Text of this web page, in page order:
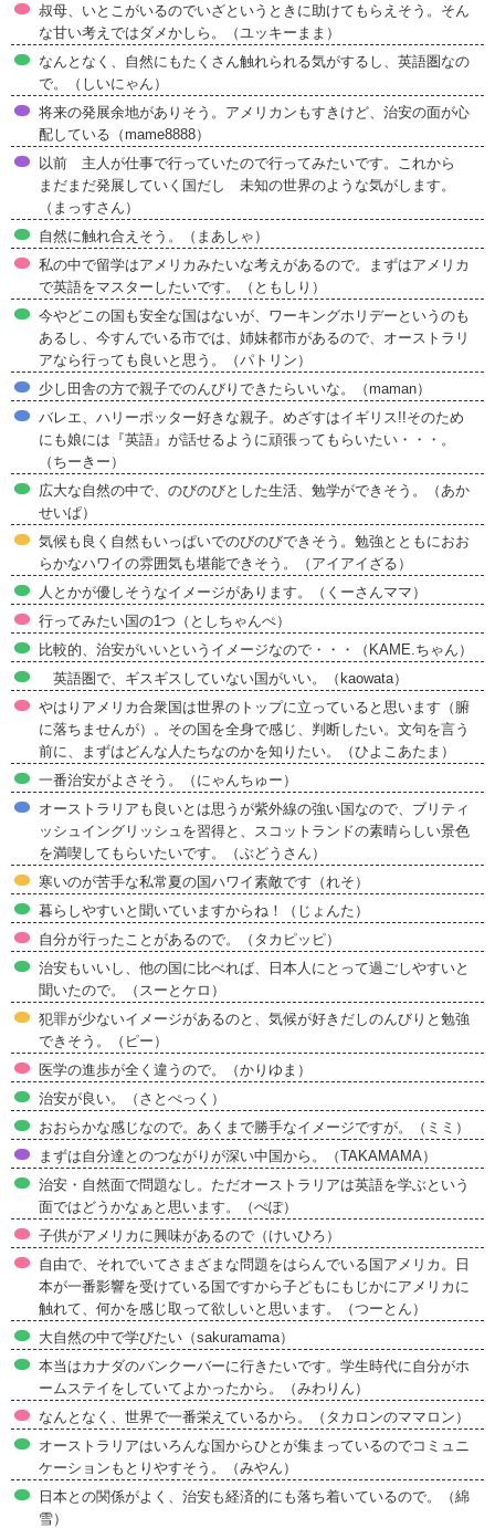
叔母、いとこがいるのでいざというときに助けてもらえそう。そん
な甘い考えではダメかしら。（ユッキーまま）
なんとなく、自然にもたくさん触れられる気がするし、英語圏なの
で。（しいにゃん）
将来の発展余地がありそう。アメリカンもすきけど、治安の面が心
配している（mame8888）
以前 主人が仕事で行っていたので行ってみたいです。これから
まだまだ発展していく国だし 未知の世界のような気がします。
（まっすさん）
自然に触れ合えそう。（まあしゃ）
私の中で留学はアメリカみたいな考えがあるので。まずはアメリカ
で英語をマスターしたいです。（ともしり）
今やどこの国も安全な国はないが、ワーキングホリデーというのも
あるし、今すんでいる市では、姉妹都市があるので、オーストラリ
アなら行っても良いと思う。（パトリン）
少し田舎の方で親子でのんびりできたらいいな。（maman）
バレエ、ハリーポッター好きな親子。めざすはイギリス!!そのため
にも娘には『英語』が話せるように頑張ってもらいたい・・・。
（ちーきー）
広大な自然の中で、のびのびとした生活、勉学ができそう。（あか
せいぱ）
気候も良く自然もいっぱいでのびのびできそう。勉強とともにおお
らかなハワイの雰囲気も堪能できそう。（アイアイざる）
人とかが優しそうなイメージがあります。（くーさんママ）
行ってみたい国の1つ（としちゃんぺ）
比較的、治安がいいというイメージなので・・・（KAME.ちゃん）
英語圏で、ギスギスしていない国がいい。（kaowata）
やはりアメリカ合衆国は世界のトップに立っていると思います（腑
に落ちませんが）。その国を全身で感じ、判断したい。文句を言う
前に、まずはどんな人たちなのかを知りたい。（ひよこあたま）
一番治安がよさそう。（にゃんちゅー）
オーストラリアも良いとは思うが紫外線の強い国なので、ブリティ
ッシュイングリッシュを習得と、スコットランドの素晴らしい景色
を満喫してもらいたいです。（ぶどうさん）
寒いのが苦手な私常夏の国ハワイ素敵です（れそ）
暮らしやすいと聞いていますからね！（じょんた）
自分が行ったことがあるので。（タカピッピ）
治安もいいし、他の国に比べれば、日本人にとって過ごしやすいと
聞いたので。（スーとケロ）
犯罪が少ないイメージがあるのと、気候が好きだしのんびりと勉強
できそう。（ピー）
医学の進歩が全く違うので。（かりゆま）
治安が良い。（さとぺっく）
おおらかな感じなので。あくまで勝手なイメージですが。（ミミ）
まずは自分達とのつながりが深い中国から。（TAKAMAMA）
治安・自然面で問題なし。ただオーストラリアは英語を学ぶという
面ではどうかなぁと思います。（ぺぽ）
子供がアメリカに興味があるので（けいひろ）
自由で、それでいてさまざまな問題をはらんでいる国アメリカ。日
本が一番影響を受けている国ですから子どもにもじかにアメリカに
触れて、何かを感じ取って欲しいと思います。（つーとん）
大自然の中で学びたい（sakuramama）
本当はカナダのバンクーバーに行きたいです。学生時代に自分がホ
ームステイをしていてよかったから。（みわりん）
なんとなく、世界で一番栄えているから。（タカロンのママロン）
オーストラリアはいろんな国からひとが集まっているのでコミュニ
ケーションもとりやすそう。（みやん）
日本との関係がよく、治安も経済的にも落ち着いているので。（綿
雪）